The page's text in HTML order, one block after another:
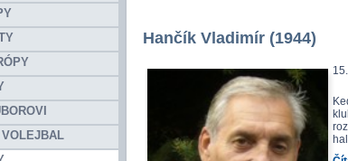
VOLEJBAL
Hančík Vladimír (1944)